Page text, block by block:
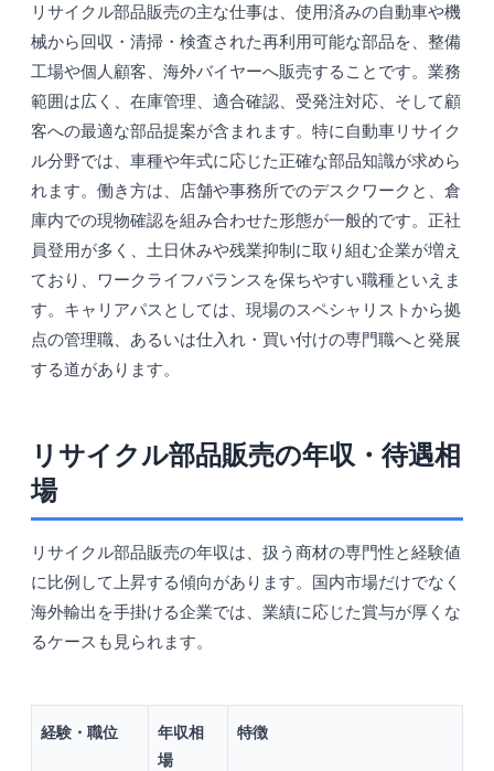
リサイクル部品販売の主な仕事は、使用済みの自動車や機
械から回収・清掃・検査された再利用可能な部品を、整備
工場や個人顧客、海外バイヤーへ販売することです。業務
範囲は広く、在庫管理、適合確認、受発注対応、そして顧
客への最適な部品提案が含まれます。特に自動車リサイク
ル分野では、車種や年式に応じた正確な部品知識が求めら
れます。働き方は、店舗や事務所でのデスクワークと、倉
庫内での現物確認を組み合わせた形態が一般的です。正社
員登用が多く、土日休みや残業抑制に取り組む企業が増え
ており、ワークライフバランスを保ちやすい職種といえま
す。キャリアパスとしては、現場のスペシャリストから拠
点の管理職、あるいは仕入れ・買い付けの専門職へと発展
する道があります。
リサイクル部品販売の年収・待遇相
場
リサイクル部品販売の年収は、扱う商材の専門性と経験値
に比例して上昇する傾向があります。国内市場だけでなく
海外輸出を手掛ける企業では、業績に応じた賞与が厚くな
るケースも見られます。
経験・職位
年収相
場
特徴